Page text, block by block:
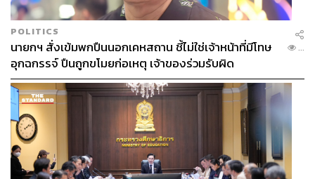
POLITICS
นายกฯ สั่งเข้มพกปืนนอกเคหสถาน ชี้ไม่ใช่เจ้าหน้าที่มีโทษ
อุกฉกรรจ์ ปืนถูกขโมยก่อเหตุ เจ้าของร่วมรับผิด
...